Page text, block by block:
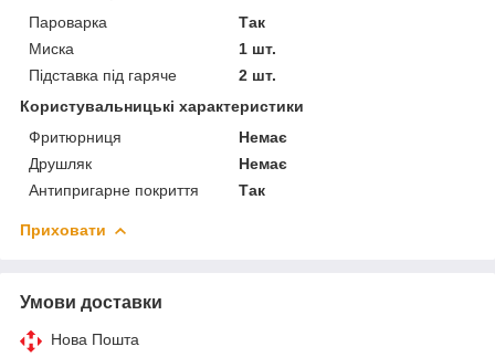
Пароварка
Так
Миска
1 шт.
Підставка під гаряче
2 шт.
Користувальницькі характеристики
Фритюрниця
Немає
Друшляк
Немає
Антипригарне покриття
Так
Приховати
Умови доставки
Нова Пошта